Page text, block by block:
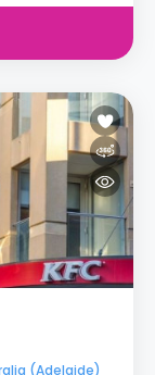
(Adelaide)